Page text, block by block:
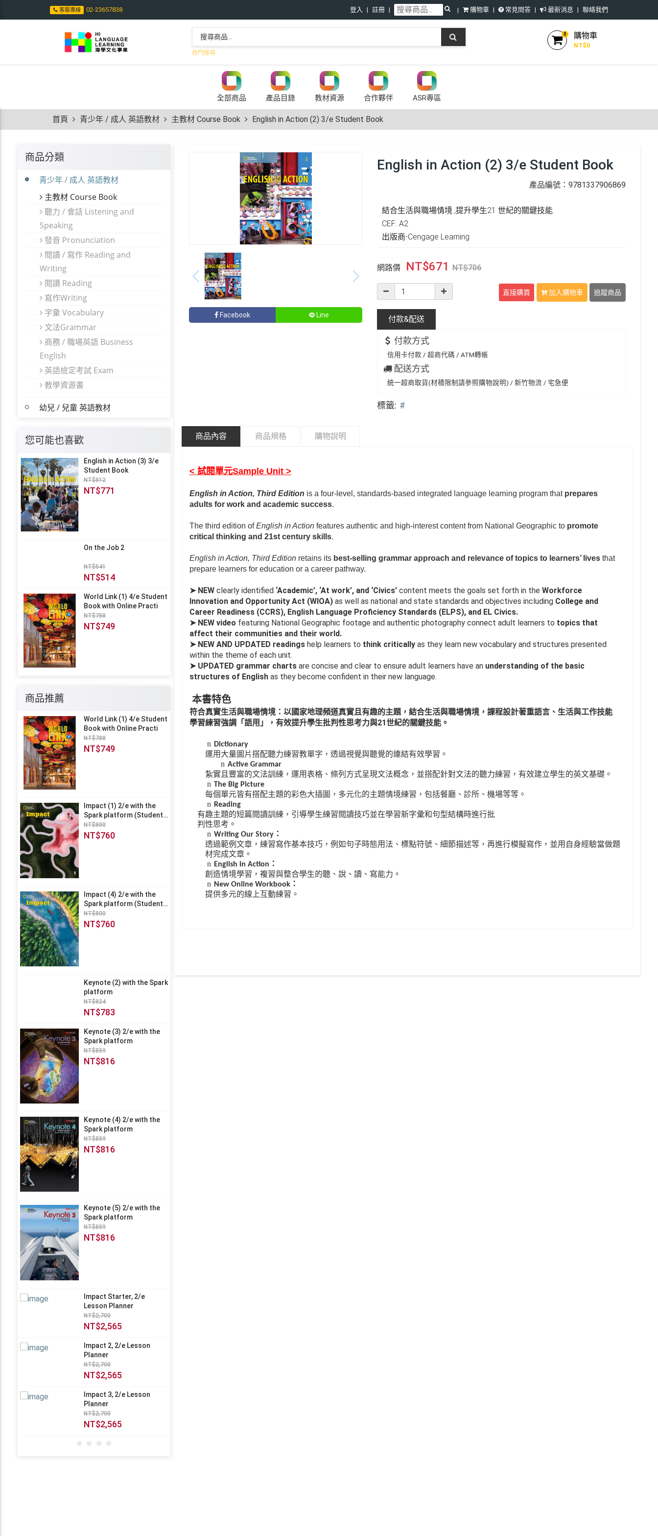
客服專線 02-23657838 登入 註冊 購物車 常見問答 最新消息 聯絡我們
熱門搜尋 :
0 購物車
NT$0
全部商品 產品目錄 教材資源 合作夥伴 ASR專區
首頁 青少年 / 成人 英語教材 主教材 Course Book English in Action (2) 3/e Student Book
商品分類
青少年 / 成人 英語教材
主教材 Course Book
聽力 / 會話 Listening and
Speaking
發音 Pronunciation
閱讀 / 寫作 Reading and
Writing
閱讀 Reading
寫作Writing
字彙 Vocabulary
文法Grammar
商務 / 職場英語 Business
English
英語檢定考試 Exam
教學資源書
幼兒 / 兒童 英語教材
您可能也喜歡
English in Action (3) 3/e
Student Book
NT$812
NT$771
On the Job 2
NT$541
NT$514
World Link (1) 4/e Student
Book with Online Practi
NT$788
NT$749
商品推薦
World Link (1) 4/e Student
Book with Online Practi
NT$788
NT$749
Impact (1) 2/e with the
Spark platform (Student
Book)
NT$800
NT$760
Impact (4) 2/e with the
Spark platform (Student
Book)
NT$800
NT$760
Keynote (2) with the Spark
platform
NT$824
NT$783
Keynote (3) 2/e with the
Spark platform
NT$859
NT$816
Keynote (4) 2/e with the
Spark platform
NT$859
NT$816
Keynote (5) 2/e with the
Spark platform
NT$859
NT$816
Impact Starter, 2/e
Lesson Planner
NT$2,700
NT$2,565
Impact 2, 2/e Lesson
Planner
NT$2,700
NT$2,565
Impact 3, 2/e Lesson
Planner
NT$2,700
NT$2,565
Facebook Line
English in Action (2) 3/e Student Book
產品編號：9781337906869
結合生活與職場情境 ,提升學生21 世紀的關鍵技能
CEF: A2
出版商-Cengage Learning
網路價 NT$671 NT$706
直接購買 加入購物車 追蹤商品
付款&配送
付款方式
信用卡付款 / 超商代碼 / ATM轉帳
配送方式
統一超商取貨(材積限制請參照購物說明) / 新竹物流 / 宅急便
標籤: #
商品內容 商品規格 購物說明
< 試閱單元Sample Unit >
English in Action, Third Edition is a four-level, standards-based integrated language learning program that prepares
adults for work and academic success.
The third edition ofEnglish in Action features authentic and high-interest content from National Geographic to promote
critical thinking and 21st century skills.
English in Action, Third Edition retains its best-selling grammar approach and relevance of topics to learners’ lives that
prepare learners for education or a career pathway.
➤ NEW clearly identified ‘Academic’, ‘At work’, and ‘Civics’ content meets the goals set forth in the Workforce
Innovation and Opportunity Act (WIOA) as well as national and state standards and objectives including College and
Career Readiness (CCRS), English Language Proficiency Standards (ELPS), and EL Civics.
➤ NEW video featuring National Geographic footage and authentic photography connect adult learners to topics that
affect their communities and their world.
➤ NEW AND UPDATED readings help learners to think critically as they learn new vocabulary and structures presented
within the theme of each unit.
➤ UPDATED grammar charts are concise and clear to ensure adult learners have an understanding of the basic
structures of English as they become confident in their new language.
本書特色
符合真實生活與職場情境：以國家地理頻道真實且有趣的主題，結合生活與職場情境，課程設計著重語言、生活與工作技能
學習練習強調「語用」，有效提升學生批判性思考力與21世紀的關鍵技能。
n Dictionary
運用大量圖片搭配聽力練習教單字，透過視覺與聽覺的連結有效學習。
n Active Grammar
紮實且豐富的文法訓練，運用表格、條列方式呈現文法概念，並搭配針對文法的聽力練習，有效建立學生的英文基礎。
n The Big Picture
每個單元皆有搭配主題的彩色大插圖，多元化的主題情境練習，包括餐廳、診所、機場等等。
n
Reading
有趣主題的短篇閱讀訓練，引導學生練習閱讀技巧並在學習新字彙和句型結構時進行批
判性思考 。
n Writing Our Story ：
透過範例文章，練習寫作基本技巧，例如句子時態用法、標點符號、細節描述等，再進行模擬寫作，並用自身經驗當做題
材完成文章。
n
English in Action ：
創造情境學習，複習與整合學生的聽、說、讀、寫能力。
n New Online Workbook ：
提供多元的線上互動練習。